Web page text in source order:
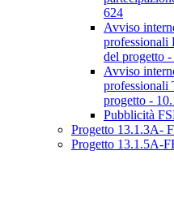
624
Avviso
professionali
del progetto
Avviso
professionali
progetto -
Pubblicità
Progetto 13.1.3A-
Progetto 13.1.5A-